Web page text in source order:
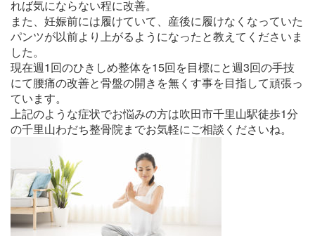
れば気にならない程に改善。
また、妊娠前には履けていて、産後に履けなくなっていた
パンツが以前より上がるようになったと教えてくださいま
した。
現在週1回のひきしめ整体を15回を目標にと週3回の手技
にて腰痛の改善と骨盤の開きを無くす事を目指して頑張っ
ています。
上記のような症状でお悩みの方は吹田市千里山駅徒歩1分
の千里山わだち整骨院までお気軽にご相談くださいね。